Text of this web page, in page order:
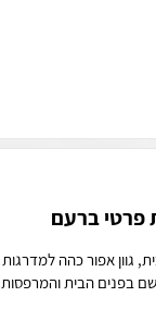
פרטי ברעם
גוון אפור כהה למדרגות
בפנים הבית והמרפסות